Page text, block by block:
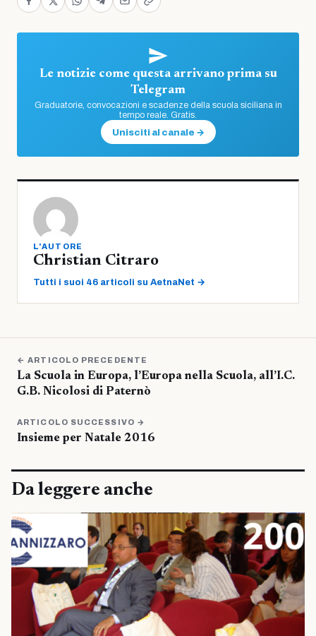
Le notizie come questa arrivano prima su
Telegram
Graduatorie, convocazioni e scadenze della scuola siciliana in
tempo reale. Gratis.
Unisciti al canale →
L'AUTORE
Christian Citraro
Tutti i suoi 46 articoli su AetnaNet →
← ARTICOLO PRECEDENTE
La Scuola in Europa, l’Europa nella Scuola, all’I.C.
G.B. Nicolosi di Paternò
ARTICOLO SUCCESSIVO →
Insieme per Natale 2016
Da leggere anche